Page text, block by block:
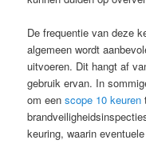
De frequentie van deze
algemeen wordt
uitvoeren. Dit hangt af
gebruik ervan. In
om eenscope 10 keuren
keuring, waarin